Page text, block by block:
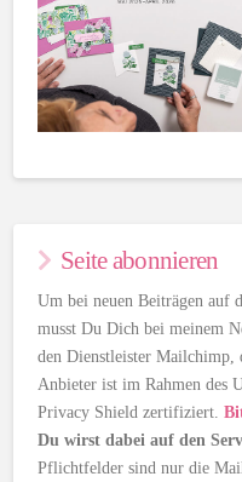
Seite abonnieren
Um bei neuen Beiträgen auf
musst Du Dich bei meinem
den Dienstleister Mailchimp,
Anbieter ist im Rahmen des
Privacy Shield zertifiziert.
Du wirst dabei auf den
Pflichtfelder sind nur die